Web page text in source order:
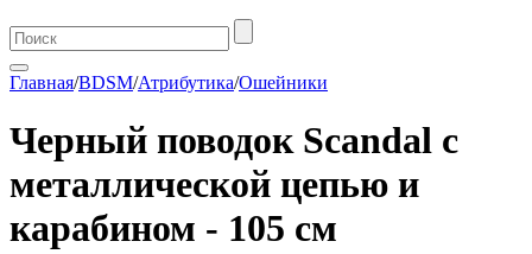
Главная/BDSM/Атрибутика/Ошейники
Черный поводок Scandal с
металлической цепью и
карабином - 105 см